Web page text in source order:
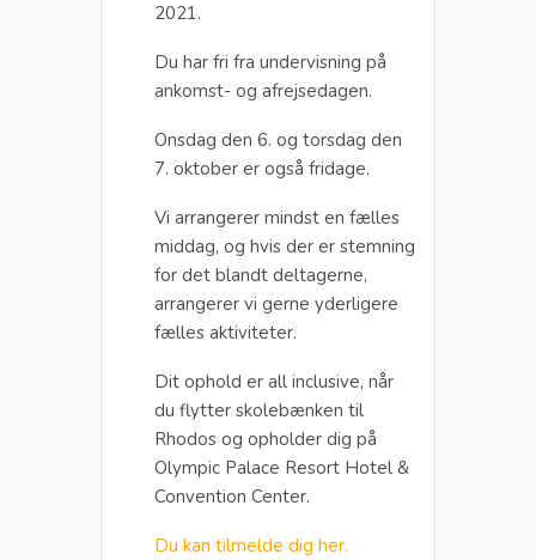
2021.
Du har fri fra undervisning på
ankomst- og afrejsedagen.
Onsdag den 6. og torsdag den
7. oktober er også fridage.
Vi arrangerer mindst en fælles
middag, og hvis der er stemning
for det blandt deltagerne,
arrangerer vi gerne yderligere
fælles aktiviteter.
Dit ophold er all inclusive, når
du flytter skolebænken til
Rhodos og opholder dig på
Olympic Palace Resort Hotel &
Convention Center.
Du kan tilmelde dig her.